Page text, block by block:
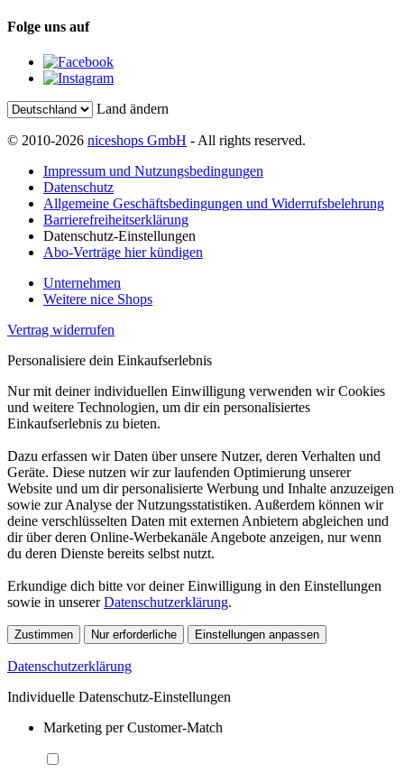
Folge uns auf
Land ändern
© 2010-2026 niceshops GmbH - All rights reserved.
Impressum und Nutzungsbedingungen
Datenschutz
Allgemeine Geschäftsbedingungen und Widerrufsbelehrung
Barrierefreiheitserklärung
Datenschutz-Einstellungen
Abo-Verträge hier kündigen
Unternehmen
Weitere nice Shops
Vertrag widerrufen
Personalisiere dein Einkaufserlebnis
Nur mit deiner individuellen Einwilligung verwenden wir Cookies
und weitere Technologien, um dir ein personalisiertes
Einkaufserlebnis zu bieten.
Dazu erfassen wir Daten über unsere Nutzer, deren Verhalten und
Geräte. Diese nutzen wir zur laufenden Optimierung unserer
Website und um dir personalisierte Werbung und Inhalte anzuzeigen
sowie zur Analyse der Nutzungsstatistiken. Außerdem können wir
deine verschlüsselten Daten mit externen Anbietern abgleichen und
dir über deren Online-Werbekanäle Angebote anzeigen, nur wenn
du deren Dienste bereits selbst nutzt.
Erkundige dich bitte vor deiner Einwilligung in den Einstellungen
sowie in unsererDatenschutzerklärung.
Zustimmen Nur erforderliche Einstellungen anpassen
Datenschutzerklärung
Individuelle Datenschutz-Einstellungen
Marketing per Customer-Match